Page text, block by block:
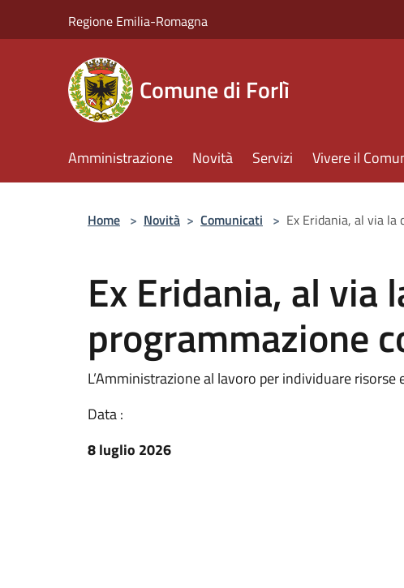
Regione Emilia-Romagna
Comune di Forlì
Amministrazione Novità Servizi Vivere il
Home > Novità > Comunicati > Ex Eridania, al via
Ex Eridania, al via
programmazione
L’Amministrazione al lavoro per individuare
Data :
8 luglio 2026